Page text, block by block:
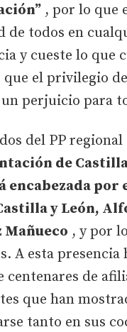
, por lo que
de todos en
y cueste lo que
que el privilegio
perjuicio para
del PP regional
de
encabezada por
y León,
Mañueco , y por
A esta presencia
centenares de
que han
tanto en sus